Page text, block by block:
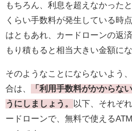
もちろん、利息を超えなかった
くらい手数料が発生している時
はともあれ、カードローンの返
もり積もると相当大きい金額にな
そのようなことにならないよう
合は、
「利用手数料がかからな
うにしましょう。 以下、それぞ
ードローンで、無料で使える